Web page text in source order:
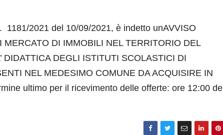
2021 del 10/09/2021, è indetto unAVVISO
DI IMMOBILI NEL TERRITORIO DEL
DIDATTICA DEGLI ISTITUTI SCOLASTICI DI
NEL MEDESIMO COMUNE DA ACQUISIRE IN
ultimo per il ricevimento delle offerte: ore 12:00 del